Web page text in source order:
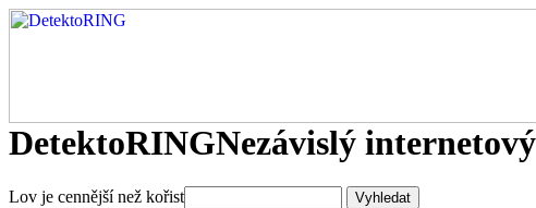
DetektoRINGNezávislý
Lov je cennější než kořist